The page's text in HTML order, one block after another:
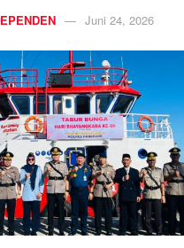
Juni 24, 2026